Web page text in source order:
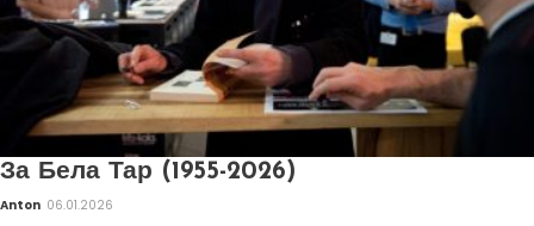
За Бела Тар (1955-2026)
Anton 06.01.2026